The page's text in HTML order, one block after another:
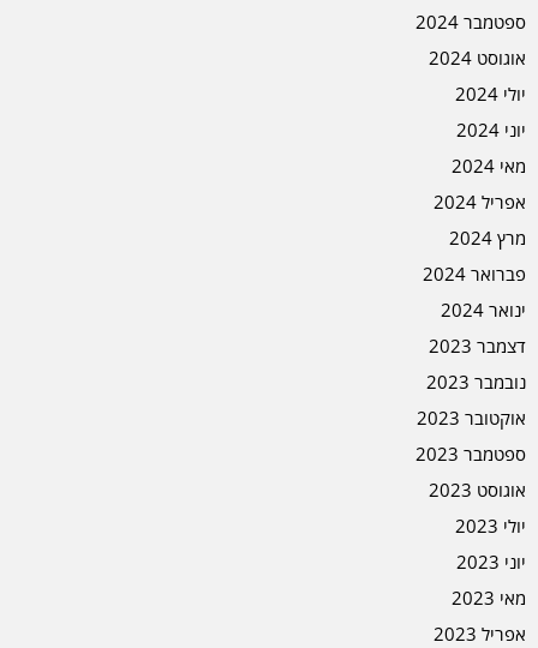
ספטמבר 2024
אוגוסט 2024
יולי 2024
יוני 2024
מאי 2024
אפריל 2024
מרץ 2024
פברואר 2024
ינואר 2024
דצמבר 2023
נובמבר 2023
אוקטובר 2023
ספטמבר 2023
אוגוסט 2023
יולי 2023
יוני 2023
מאי 2023
אפריל 2023